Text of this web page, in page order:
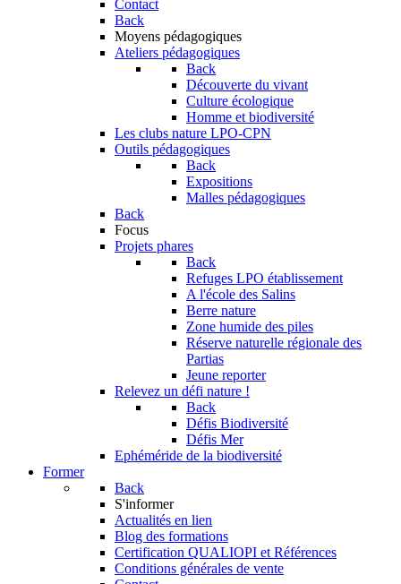
Contact
Back
Moyens pédagogiques
Ateliers pédagogiques
Back
Découverte du vivant
Culture écologique
Homme et biodiversité
Les clubs nature LPO-CPN
Outils pédagogiques
Back
Expositions
Malles pédagogiques
Back
Focus
Projets phares
Back
Refuges LPO établissement
A l'école des Salins
Berre nature
Zone humide des piles
Réserve naturelle régionale des
Partias
Jeune reporter
Relevez un défi nature !
Back
Défis Biodiversité
Défis Mer
Ephéméride de la biodiversité
Former
Back
S'informer
Actualités en lien
Blog des formations
Certification QUALIOPI et Références
Conditions générales de vente